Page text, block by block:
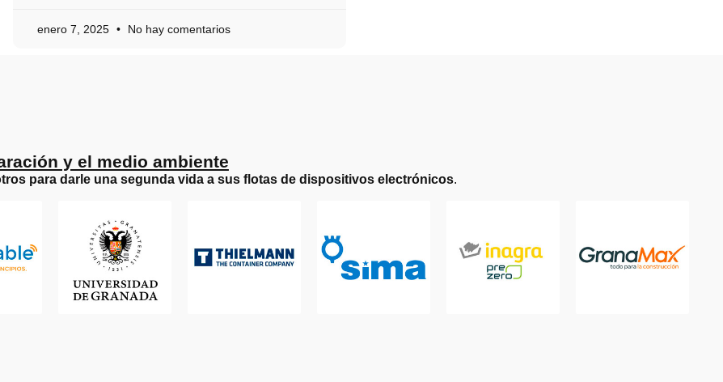
enero 7, 2025 No hay comentarios
y el medio ambiente
para darle una segunda vida a sus flotas de dispositivos electrónicos.